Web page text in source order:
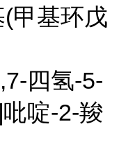
甲基环戊
四氢-5-
啶-2-羧